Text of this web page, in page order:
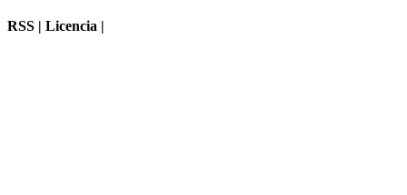
RSS | Licencia |